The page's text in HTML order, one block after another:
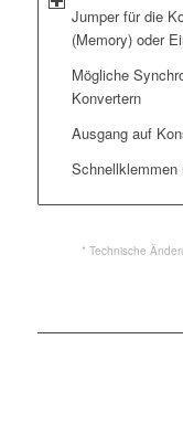
Jumper für die
(Memory) oder
Mögliche
Konvertern
Ausgang auf
Schnellklemmen
* Technische